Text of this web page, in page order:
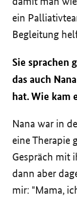
ein
Begleitung
Sie sprachen
das auch
hat. Wie kam
Nana war in
eine Therapie
Gespräch mit
dann aber
mir: "Mama,